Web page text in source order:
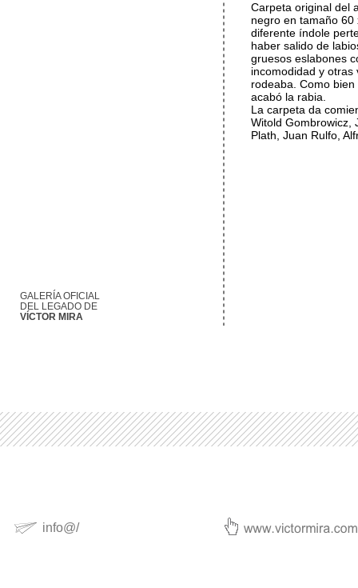
Carpeta original del
negro en tamaño
diferente índole
haber salido de
gruesos eslabones
incomodidad y
rodeaba. Como
acabó la rabia.
La carpeta da
Witold Gombrowicz,
Plath, Juan Rulfo,
GALERÍA OFICIAL
DEL LEGADO DE
VÍCTOR MIRA
info@/